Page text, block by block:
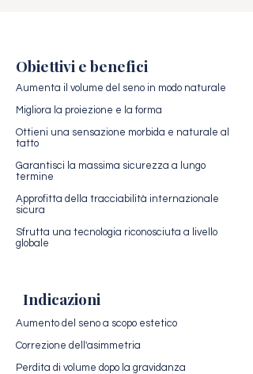
Obiettivi e benefici
Aumenta il volume del seno in modo naturale
Migliora la proiezione e la forma
Ottieni una sensazione morbida e naturale al
tatto
Garantisci la massima sicurezza a lungo
termine
Approfitta della tracciabilità internazionale
sicura
Sfrutta una tecnologia riconosciuta a livello
globale
Indicazioni
Aumento del seno a scopo estetico
Correzione dell'asimmetria
Perdita di volume dopo la gravidanza